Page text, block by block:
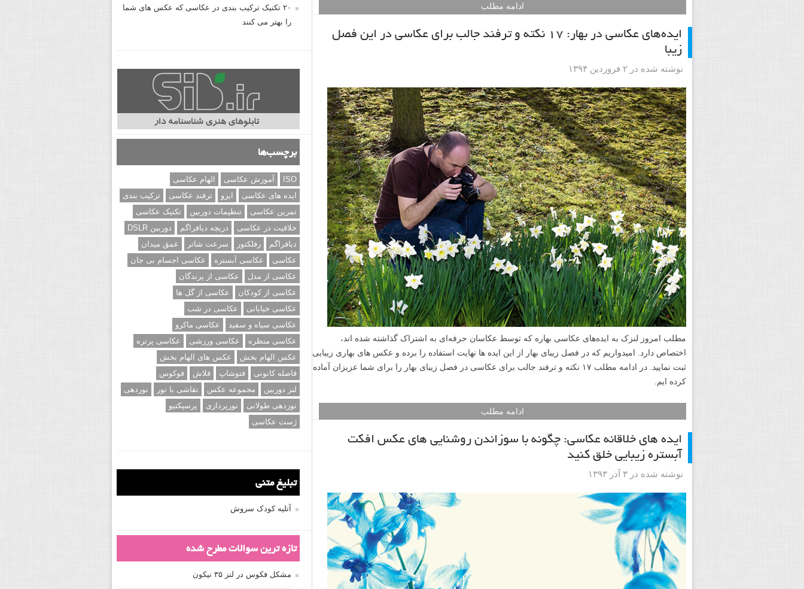
ادامه مطلب
ایده‌های عکاسی در بهار: ۱۷ نکته و ترفند جالب برای عکاسی در این فصل
زیبا
نوشته شده در ۲ فروردین ۱۳۹۴
مطلب امروز لنزک به ایده‌های عکاسی بهاره که توسط عکاسان حرفه‌ای به اشتراک گذاشته شده اند،
اختصاص دارد. امیدواریم که در فصل زیبای بهار از این ایده ها نهایت استفاده را برده و عکس های بهاری زیبایی
ثبت نمایید. در ادامه مطلب ۱۷ نکته و ترفند جالب برای عکاسی در فصل زیبای بهار را برای شما عزیزان آماده
کرده ایم.
ادامه مطلب
ایده های خلاقانه عکاسی: چگونه با سوزاندن روشنایی های عکس افکت
آبستره زیبایی خلق کنید
نوشته شده در ۳ آذر ۱۳۹۳
۲۰ تکنیک ترکیب بندی در عکاسی که عکس های شما
را بهتر می کنند
برچسب‌ها
ISO آموزش عکاسی
الهام عکاسی
ایده های عکاسی
ایزو ترفند عکاسی
ترکیب بندی
تمرین عکاسی
تنظیمات دوربین
تکنیک عکاسی
خلاقیت در عکاسی
دریچه دیافراگم
دوربین DSLR
دیافراگم
رفلکتور سرعت شاتر
عمق میدان
عکاسی
عکاسی آبستره
عکاسی اجسام بی جان
عکاسی از مدل
عکاسی از پرندگان
عکاسی از کودکان
عکاسی از گل ها
عکاسی خیابانی
عکاسی در شب
عکاسی سیاه و سفید
عکاسی ماکرو
عکاسی منظره
عکاسی ورزشی
عکاسی پرتره
عکس الهام بخش
عکس های الهام بخش
فاصله کانونی
فتوشاپ فلاش
فوکوس
لنز دوربین
مجموعه عکس نقاشی با نور
نوردهی
نوردهی طولانی
نورپردازی
پرسپکتیو
ژست عکاسی
تبلیغ متنی
آتلیه کودک سروش
تازه ترین سوالات مطرح شده
مشکل فکوس در لنز ۳۵ نیکون